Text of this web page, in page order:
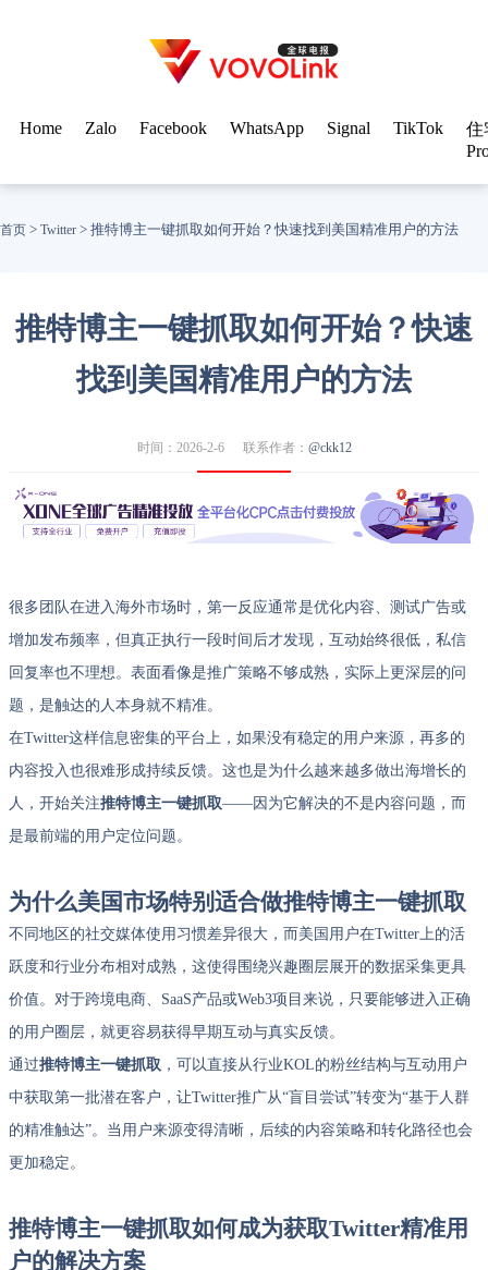
Home Zalo Facebook WhatsApp Signal TikTok
住
首页 > Twitter > 推特博主一键抓取如何开始？快速找到美国精准用户的方法
推特博主一键抓取如何开始？快速
找到美国精准用户的方法
时间：2026-2-6 联系作者： @ckk12
很多团队在进入海外市场时，第一反应通常是优化内容、测试广告或
增加发布频率，但真正执行一段时间后才发现，互动始终很低，私信
回复率也不理想。表面看像是推广策略不够成熟，实际上更深层的问
题，是触达的人本身就不精准。
在Twitter这样信息密集的平台上，如果没有稳定的用户来源，再多的
内容投入也很难形成持续反馈。这也是为什么越来越多做出海增长的
人，开始关注推特博主一键抓取——因为它解决的不是内容问题，而
是最前端的用户定位问题。
为什么美国市场特别适合做推特博主一键抓取
不同地区的社交媒体使用习惯差异很大，而美国用户在Twitter上的活
跃度和行业分布相对成熟，这使得围绕兴趣圈层展开的数据采集更具
价值。对于跨境电商、SaaS产品或Web3项目来说，只要能够进入正确
的用户圈层，就更容易获得早期互动与真实反馈。
通过推特博主一键抓取 ，可以直接从行业KOL的粉丝结构与互动用户
中获取第一批潜在客户，让Twitter推广从“盲目尝试”转变为“基于人群
的精准触达”。当用户来源变得清晰，后续的内容策略和转化路径也会
更加稳定。
推特博主一键抓取如何成为获取Twitter精准用
户的解决方案